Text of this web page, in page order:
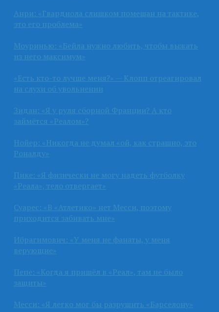
Анри: «Гвардиола слишком помешан на тактике,
это его проблема»
Моуринью: «Бейла нужно любить, чтобы выжать
из него максимум»
«Есть кто-то лучше меня?» — Клопп отреагировал
на слухи об увольнении
Зидан: «Я у руля сборной Франции? А кто
займётся «Реалом»?
Нойер: «Никогда не думал «ой, как страшно, это
Роналду»
Пике: «Я физически не могу надеть футболку
«Реала», тело отвергает»
Суарес: «В «Атлетико» нет Месси, поэтому
приходится забивать мне»
Ибрагимович: «У меня не фанаты, у меня
верующие»
Пепе: «Когда я пришёл в «Реал», там не было
защиты»
Месси: «Я легко мог бы разрушить «Барселону»